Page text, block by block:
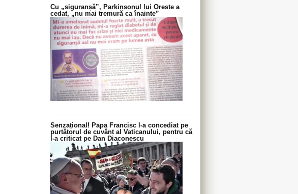
Cu „siguranșă”, Parkinsonul lui Oreste a
cedat, „nu mai tremură ca înainte”
Senzațional! Papa Francisc l-a concediat pe
purtătorul de cuvânt al Vaticanului, pentru că
l-a criticat pe Dan Diaconescu